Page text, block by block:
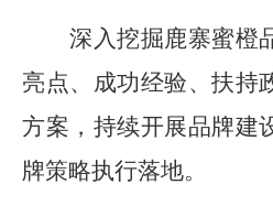
深入挖掘鹿寨蜜橙
亮点、成功经验、扶持
方案 ，持续开展品牌建
牌策略执行落地。